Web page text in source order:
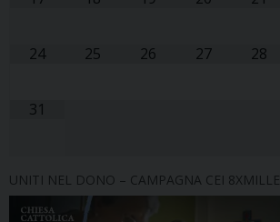
24 25 26 27 28
31
UNITI NEL DONO – CAMPAGNA CEI 8XMILLE